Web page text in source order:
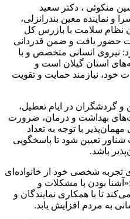
منکوئی ، دکتر سعید
و نماینده معین بندرانزلی،
نظام سلامت با بازرس کل
حضور یافت و ضمن قدردانی
نیروی انسانی متخصص و با
استان گیلان است و
خود، نیازمند حمایت و تقویت
و گردشگران در ایام تعطیل،
بهداشت و درمان، ضرورت
با توجه به تعداد
تعیین شود تا پاسخگویی
باشد.
تجربه شخصی خود از خانواده‌ای
بودن با مشکلات و
تا با همکاری نمایندگان و
به مردم افزایش یابد.